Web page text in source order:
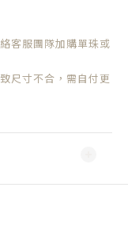
客服團隊加購單珠或
尺寸不合，需自付更